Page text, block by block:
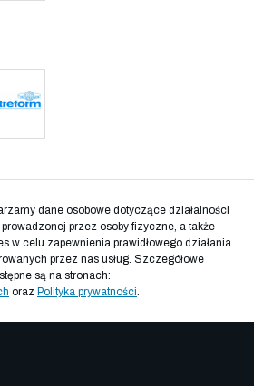
dane osobowe dotyczące działalności
przez osoby fizyczne, a także
w celu zapewnienia prawidłowego działania
przez nas usług. Szczegółowe
są na stronach:
oraz Polityka prywatności.